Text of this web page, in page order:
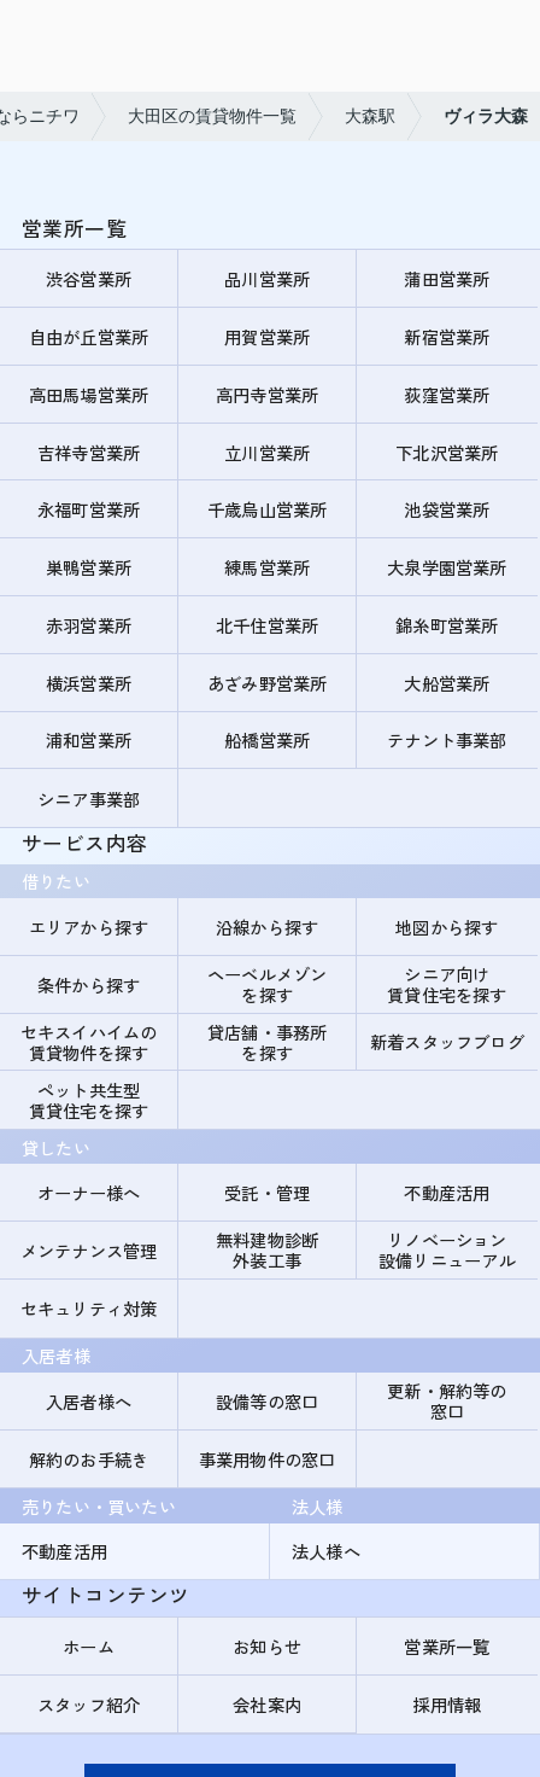
らニチワ 大田区の賃貸物件一覧 大森駅 ヴィラ大森
営業所一覧
渋谷営業所 品川営業所 蒲田営業所
自由が丘営業所 用賀営業所 新宿営業所
高田馬場営業所 高円寺営業所 荻窪営業所
吉祥寺営業所 立川営業所 下北沢営業所
永福町営業所 千歳烏山営業所 池袋営業所
巣鴨営業所 練馬営業所 大泉学園営業所
赤羽営業所 北千住営業所 錦糸町営業所
横浜営業所 あざみ野営業所 大船営業所
浦和営業所 船橋営業所 テナント事業部
シニア事業部
サービス内容
借りたい
エリアから探す
沿線から探す 地図から探す
条件から探す
ヘーベルメゾン
を探す
シニア向け
賃貸住宅を探す
セキスイハイムの
賃貸物件を探す
貸店舗・事務所
を探す
新着スタッフブログ
ペット共生型
賃貸住宅を探す
貸したい
オーナー様へ
受託・管理 不動産活用
メンテナンス管理
無料建物診断
外装工事
リノベーション
設備リニューアル
セキュリティ対策
入居者様
入居者様へ
設備等の窓口
更新・解約等の
窓口
解約のお手続き
事業用物件の窓口
売りたい・買いたい
不動産活用
法人様
法人様へ
サイトコンテンツ
ホーム お知らせ 営業所一覧
スタッフ紹介 会社案内 採用情報